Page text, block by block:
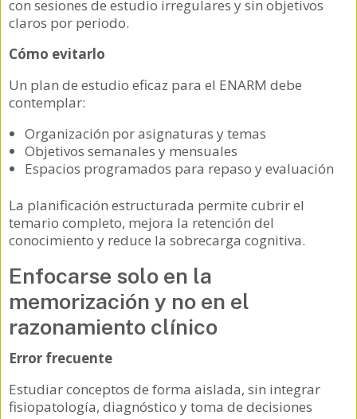
con sesiones de estudio irregulares y sin objetivos
claros por periodo.
Cómo evitarlo
Un plan de estudio eficaz para el ENARM debe
contemplar:
Organización por asignaturas y temas
Objetivos semanales y mensuales
Espacios programados para repaso y evaluación
La planificación estructurada permite cubrir el
temario completo, mejora la retención del
conocimiento y reduce la sobrecarga cognitiva.
Enfocarse solo en la
memorización y no en el
razonamiento clínico
Error frecuente
Estudiar conceptos de forma aislada, sin integrar
fisiopatología, diagnóstico y toma de decisiones